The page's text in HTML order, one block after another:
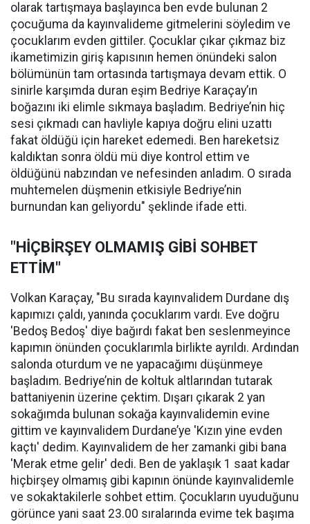
olarak tartışmaya başlayınca ben evde bulunan 2
çocuğuma da kayınvalideme gitmelerini söyledim ve
çocuklarım evden gittiler. Çocuklar çıkar çıkmaz biz
ikametimizin giriş kapısının hemen önündeki salon
bölümünün tam ortasında tartışmaya devam ettik. O
sinirle karşımda duran eşim Bedriye Karaçay’ın
boğazını iki elimle sıkmaya başladım. Bedriye’nin hiç
sesi çıkmadı can havliyle kapıya doğru elini uzattı
fakat öldüğü için hareket edemedi. Ben hareketsiz
kaldıktan sonra öldü mü diye kontrol ettim ve
öldüğünü nabzından ve nefesinden anladım. O sırada
muhtemelen düşmenin etkisiyle Bedriye’nin
burnundan kan geliyordu" şeklinde ifade etti.
"HİÇBİRŞEY OLMAMIŞ GİBİ SOHBET
ETTİM"
Volkan Karaçay, "Bu sırada kayınvalidem Durdane dış
kapımızı çaldı, yanında çocuklarım vardı. Eve doğru
'Bedoş Bedoş' diye bağırdı fakat ben seslenmeyince
kapımın önünden çocuklarımla birlikte ayrıldı. Ardından
salonda oturdum ve ne yapacağımı düşünmeye
başladım. Bedriye’nin de koltuk altlarından tutarak
battaniyenin üzerine çektim. Dışarı çıkarak 2 yan
sokağımda bulunan sokağa kayınvalidemin evine
gittim ve kayınvalidem Durdane’ye 'Kızın yine evden
kaçtı' dedim. Kayınvalidem de her zamanki gibi bana
'Merak etme gelir' dedi. Ben de yaklaşık 1 saat kadar
hiçbirşey olmamış gibi kapının önünde kayınvalidemle
ve sokaktakilerle sohbet ettim. Çocukların uyuduğunu
görünce yani saat 23.00 sıralarında evime tek başıma